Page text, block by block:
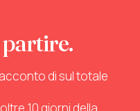
di sul totale